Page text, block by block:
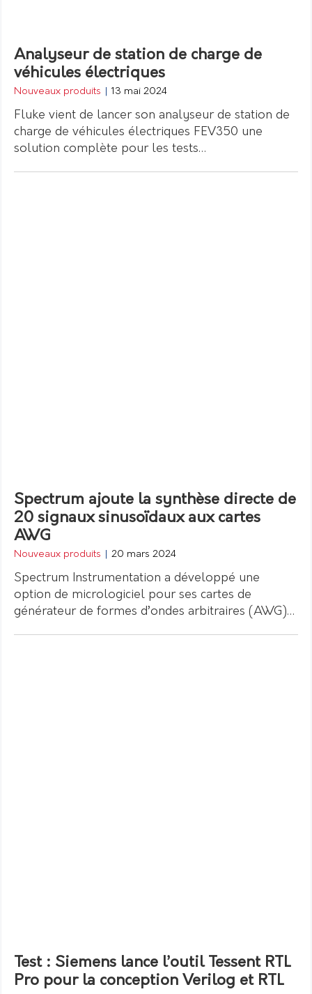
Analyseur de station de charge de
véhicules électriques
Nouveaux produits 13 mai 2024
Fluke vient de lancer son analyseur de station de
charge de véhicules électriques FEV350 une
solution complète pour les tests…
Spectrum ajoute la synthèse directe de
20 signaux sinusoïdaux aux cartes
AWG
Nouveaux produits 20 mars 2024
Spectrum Instrumentation a développé une
option de micrologiciel pour ses cartes de
générateur de formes d’ondes arbitraires (AWG)…
Test : Siemens lance l’outil Tessent RTL
Pro pour la conception Verilog et RTL